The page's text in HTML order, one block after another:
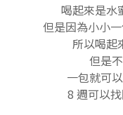
喝起來是水
但是因為小小
所以喝起
但是
一包就可
8 週可以